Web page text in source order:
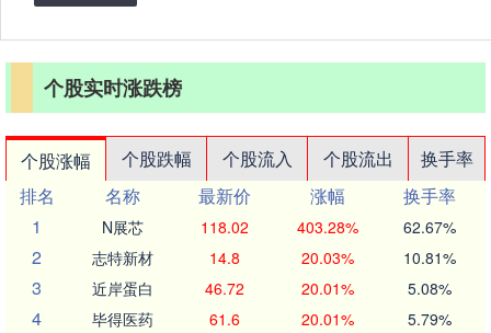
个股实时涨跌榜
个股涨幅 个股跌幅 个股流入 个股流出
换手率
排名
名称 最新价 涨幅
换手率
1
N展芯 118.02 403.28% 62.67%
2 志特新材 14.8 20.03% 10.81%
3 近岸蛋白 46.72 20.01% 5.08%
4 毕得医药 61.6 20.01% 5.79%